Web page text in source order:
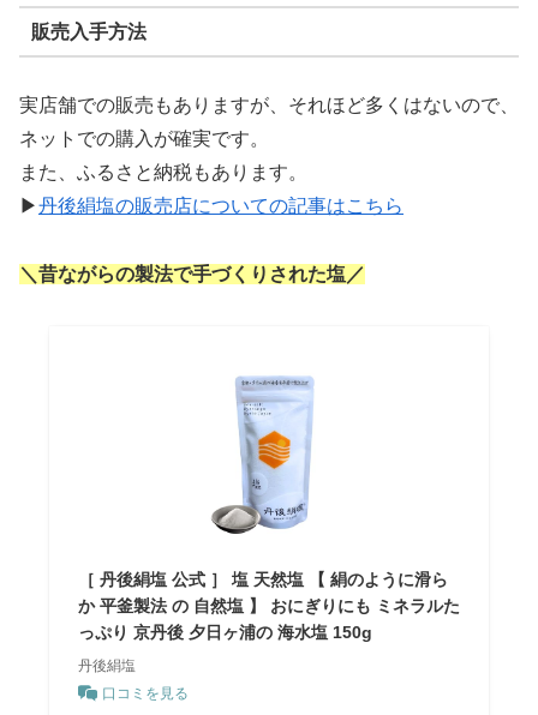
販売入手方法
実店舗での販売もありますが、それほど多くはないので、
ネットでの購入が確実です。
また、ふるさと納税もあります。
▶丹後絹塩の販売店についての記事はこちら
＼昔ながらの製法で手づくりされた塩／
［ 丹後絹塩 公式 ］ 塩 天然塩 【 絹のように滑ら
か 平釜製法 の 自然塩 】 おにぎりにも ミネラルた
っぷり 京丹後 夕日ヶ浦の 海水塩 150g
丹後絹塩
口コミを見る